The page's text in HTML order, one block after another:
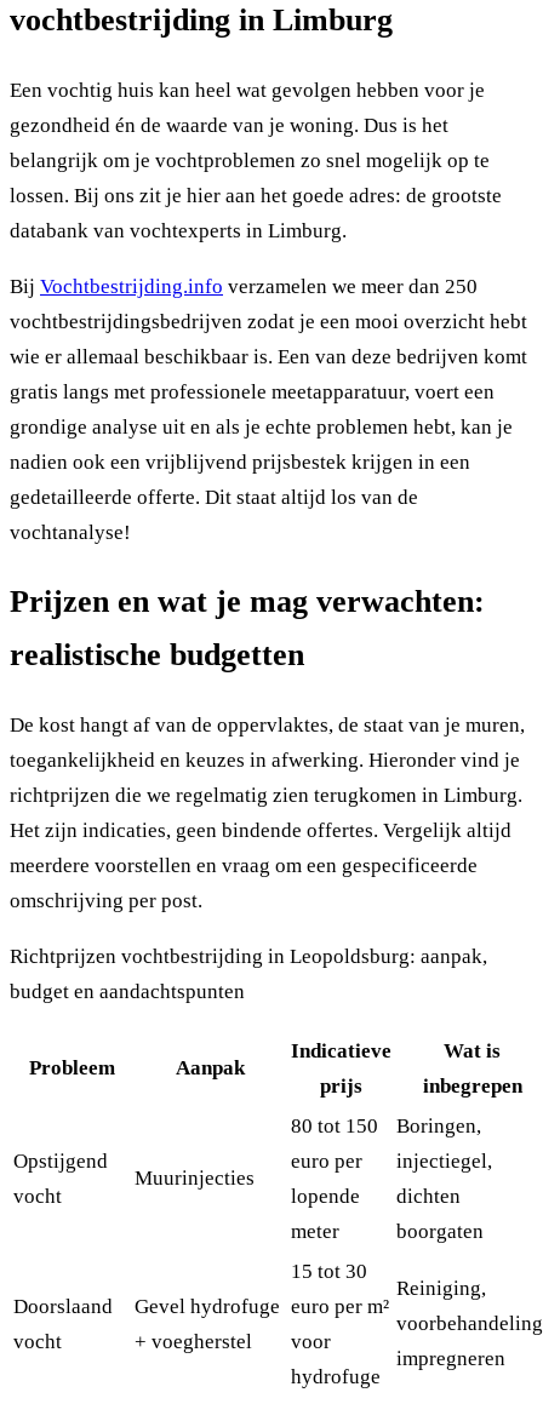
vochtbestrijding in Limburg
Een vochtig huis kan heel wat gevolgen hebben voor je
gezondheid én de waarde van je woning. Dus is het
belangrijk om je vochtproblemen zo snel mogelijk op te
lossen. Bij ons zit je hier aan het goede adres: de grootste
databank van vochtexperts in Limburg.
Bij Vochtbestrijding.info verzamelen we meer dan 250
vochtbestrijdingsbedrijven zodat je een mooi overzicht hebt
wie er allemaal beschikbaar is. Een van deze bedrijven komt
gratis langs met professionele meetapparatuur, voert een
grondige analyse uit en als je echte problemen hebt, kan je
nadien ook een vrijblijvend prijsbestek krijgen in een
gedetailleerde offerte. Dit staat altijd los van de
vochtanalyse!
Prijzen en wat je mag verwachten:
realistische budgetten
De kost hangt af van de oppervlaktes, de staat van je muren,
toegankelijkheid en keuzes in afwerking. Hieronder vind je
richtprijzen die we regelmatig zien terugkomen in Limburg.
Het zijn indicaties, geen bindende offertes. Vergelijk altijd
meerdere voorstellen en vraag om een gespecificeerde
omschrijving per post.
Richtprijzen vochtbestrijding in Leopoldsburg: aanpak,
budget en aandachtspunten
Probleem Aanpak
Indicatieve
prijs
Wat is
inbegrepen
Opstijgend
vocht
Muurinjecties
80 tot 150
euro per
lopende
meter
Boringen,
injectiegel,
dichten
boorgaten
Doorslaand
vocht
Gevel hydrofuge
+ voegherstel
15 tot 30
euro per m²
voor
hydrofuge
Reiniging,
impregneren